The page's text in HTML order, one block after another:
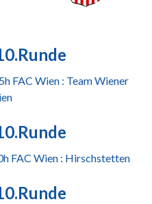
FAC Wien : Team Wiener
FAC Wien : Hirschstetten